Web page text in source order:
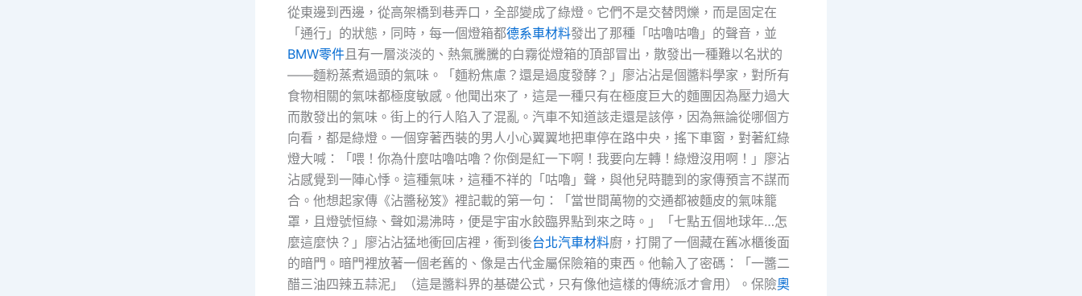
從東邊到西邊，從高架橋到巷弄口，全部變成了綠燈。它們不是交替閃爍，而是固定在
「通行」的狀態，同時，每一個燈箱都德系車材料發出了那種「咕嚕咕嚕」的聲音，並
BMW零件且有一層淡淡的、熱氣騰騰的白霧從燈箱的頂部冒出，散發出一種難以名狀的
——麵粉蒸煮過頭的氣味。「麵粉焦慮？還是過度發酵？」廖沾沾是個醬料學家，對所有
食物相關的氣味都極度敏感。他聞出來了，這是一種只有在極度巨大的麵團因為壓力過大
而散發出的氣味。街上的行人陷入了混亂。汽車不知道該走還是該停，因為無論從哪個方
向看，都是綠燈。一個穿著西裝的男人小心翼翼地把車停在路中央，搖下車窗，對著紅綠
燈大喊：「喂！你為什麼咕嚕咕嚕？你倒是紅一下啊！我要向左轉！綠燈沒用啊！」廖沾
沾感覺到一陣心悸。這種氣味，這種不祥的「咕嚕」聲，與他兒時聽到的家傳預言不謀而
合。他想起家傳《沾醬秘笈》裡記載的第一句：「當世間萬物的交通都被麵皮的氣味籠
罩，且燈號恒綠、聲如湯沸時，便是宇宙水餃臨界點到來之時。」「七點五個地球年…怎
麼這麼快？」廖沾沾猛地衝回店裡，衝到後台北汽車材料廚，打開了一個藏在舊冰櫃後面
的暗門。暗門裡放著一個老舊的、像是古代金屬保險箱的東西。他輸入了密碼：「一醬二
醋三油四辣五蒜泥」（這是醬料界的基礎公式，只有像他這樣的傳統派才會用）。保險奧